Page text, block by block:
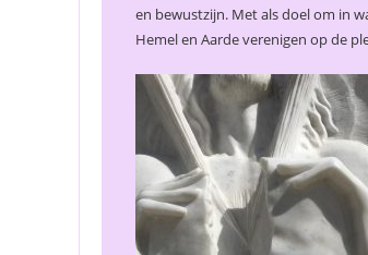
en bewustzijn. Met als doel om in
Hemel en Aarde verenigen op de